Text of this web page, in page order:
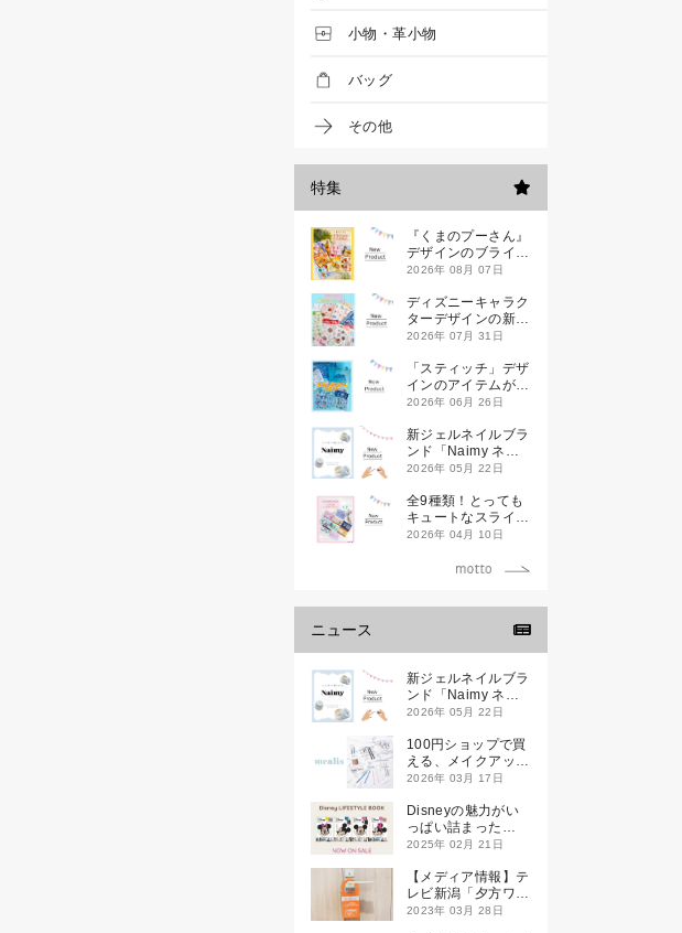
小物・革小物
バッグ
その他
特集
『くまのプーさん』
デザインのブライン
ドミニハンドタオル
2026年 08月 07日
ディズニーキャラク
ターデザインの新作
シールが一挙発売
2026年 07月 31日
「スティッチ」デザ
インのアイテムが新
登場です
2026年 06月 26日
新ジェルネイルブラ
ンド「Naimy ネイ
ミィ」が誕生します
2026年 05月 22日
全9種類！とっても
キュートなスライダ
ーケースが新登場し
2026年 04月 10日
ニュース
新ジェルネイルブラ
ンド「Naimy ネイ
ミィ」が誕生します
2026年 05月 22日
100円ショップで買
える、メイクアップ
ブランド
ス）」誕生。
2026年 03月 17日
Disneyの魅力がい
っぱい詰まった
『Disney
』が2月21日(金)に
新発売！
2025年 02月 21日
【メディア情報】テ
レビ新潟「夕方ワイ
ド新潟一番」
2023年 03月 28日